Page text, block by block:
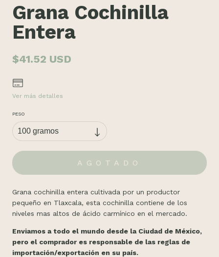
Grana Cochinilla
Entera
$41.52 USD
Ver más detalles
PESO
Grana cochinilla entera cultivada por un productor
pequeño en Tlaxcala, esta cochinilla contiene de los
niveles mas altos de ácido carmínico en el mercado.
Enviamos a todo el mundo desde la Ciudad de México,
pero el comprador es responsable de las reglas de
importación/exportación en su país.